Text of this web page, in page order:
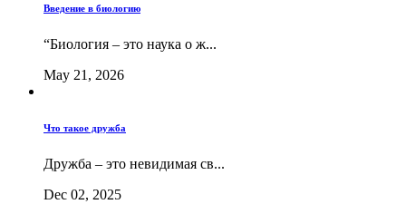
Введение в биологию
“Биология – это наука о ж...
May 21, 2026
Что такое дружба
Дружба – это невидимая св...
Dec 02, 2025